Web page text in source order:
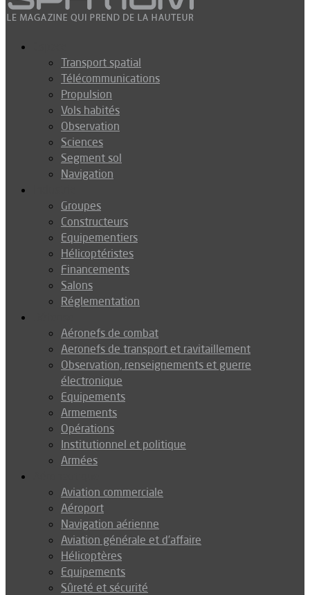
Transport spatial
Télécommunications
Propulsion
Vols habités
Observation
Sciences
Segment sol
Navigation
Groupes
Constructeurs
Equipementiers
Hélicoptéristes
Financements
Salons
Réglementation
Aéronefs de combat
Aeronefs de transport et ravitaillement
Observation, renseignements et guerre
électronique
Equipements
Armements
Opérations
Institutionnel et politique
Armées
Aviation commerciale
Aéroport
Navigation aérienne
Aviation générale et d’affaire
Hélicoptères
Equipements
Sûreté et sécurité